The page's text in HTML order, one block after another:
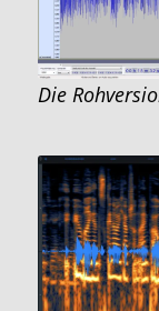
Die